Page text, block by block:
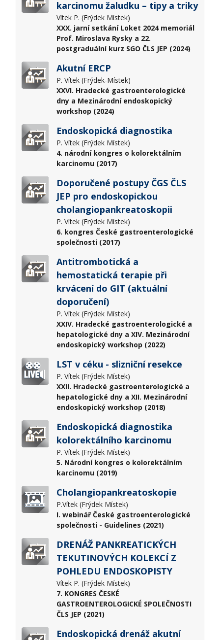
karcinomu žaludku – tipy a triky
Vítek P. (Frýdek Místek)
XXX. jarní setkání Loket 2024 memoriál
Prof. Miroslava Rysky a 22.
postgraduální kurz SGO ČLS JEP (2024)
Akutní ERCP
P. Vítek (Frýdek-Místek)
XXVI. Hradecké gastroenterologické
dny a Mezinárodní endoskopický
workshop (2024)
Endoskopická diagnostika
P. Vítek (Frýdek Místek)
4. národní kongres o kolorektálním
karcinomu (2017)
Doporučené postupy ČGS ČLS
JEP pro endoskopickou
cholangiopankreatoskopii
P. Vítek (Frýdek Místek)
6. kongres České gastroenterologické
společnosti (2017)
Antitrombotická a
hemostatická terapie při
krvácení do GIT (aktuální
doporučení)
P. Vítek (Frýdek Místek)
XXIV. Hradecké gastroenterologické a
hepatologické dny a XIV. Mezinárodní
endoskopický workshop (2022)
LST v céku - slizniční resekce
P. Vítek (Frýdek Místek)
XXII. Hradecké gastroenterologické a
hepatologické dny a XII. Mezinárodní
endoskopický workshop (2018)
Endoskopická diagnostika
kolorektálního karcinomu
P. Vítek (Frýdek Místek)
5. Národní kongres o kolorektálním
karcinomu (2019)
Cholangiopankreatoskopie
P.Vítek (Frýdek Místek)
I. webinář České gastroenterologické
společnosti - Guidelines (2021)
DRENÁŽ PANKREATICKÝCH
TEKUTINOVÝCH KOLEKCÍ Z
POHLEDU ENDOSKOPISTY
Vítek P. (Frýdek Místek)
7. KONGRES ČESKÉ
GASTROENTEROLOGICKÉ SPOLEČNOSTI
ČLS JEP (2021)
Endoskopická drenáž akutní